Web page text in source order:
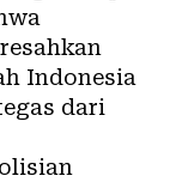
Indonesia
dari